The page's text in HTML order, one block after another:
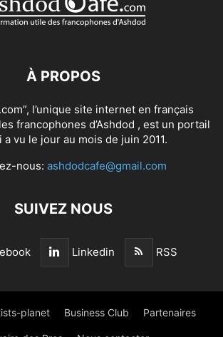
À PROPOS
l’unique site internet en français
francophones d’Ashdod , est un portail
a vu le jour au mois de juin 2011.
nous: ashdodcafe@gmail.com
SUIVEZ NOUS
Linkedin RSS
planet Business Club Partenaires